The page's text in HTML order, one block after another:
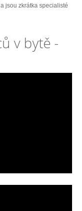
jsou zkrátka specialisté
v bytě -